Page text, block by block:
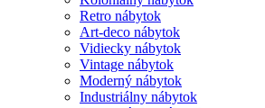
Retro nábytok
Art-deco nábytok
Vidiecky nábytok
Vintage nábytok
Moderný nábytok
Industriálny nábytok